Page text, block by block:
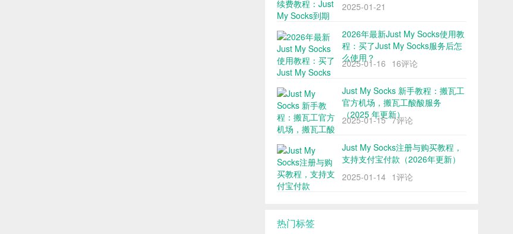
2025-01-21
2026年最新Just My Socks使用教
程：买了Just My Socks服务后怎
么使用？
2025-01-16 16评论
Just My Socks 新手教程：搬瓦工
官方机场，搬瓦工酸酸服务
（2025 年更新）
2025-01-15 7评论
Just My Socks注册与购买教程，
支持支付宝付款（2026年更新）
2025-01-14 1评论
热门标签